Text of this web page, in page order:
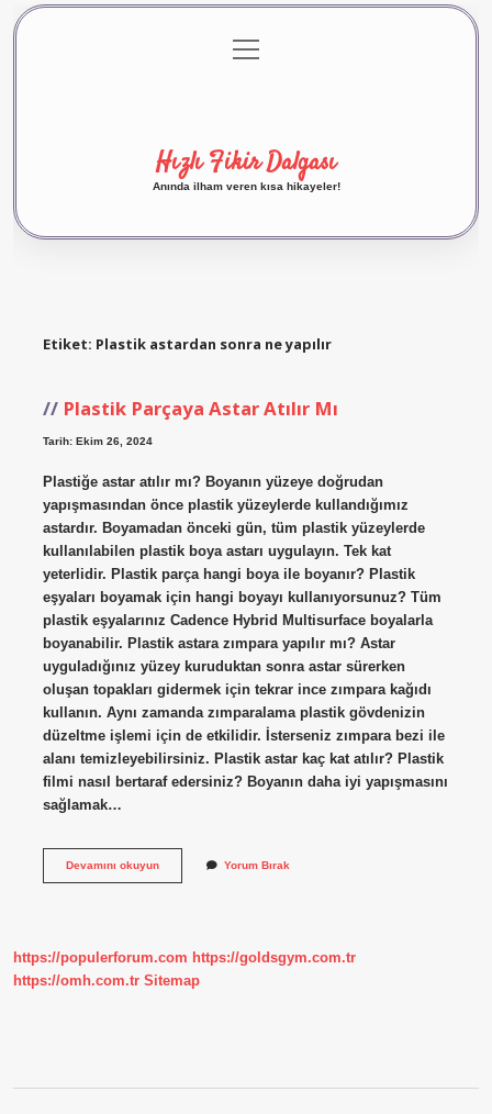
Gizlilik Politikası
menüyü
aç
Hızlı Fikir Dalgası
Anında ilham veren kısa hikayeler!
Etiket: Plastik astardan sonra ne yapılır
Plastik Parçaya Astar Atılır Mı
Tarih: Ekim 26, 2024
Plastiğe astar atılır mı? Boyanın yüzeye doğrudan
yapışmasından önce plastik yüzeylerde kullandığımız
astardır. Boyamadan önceki gün, tüm plastik yüzeylerde
kullanılabilen plastik boya astarı uygulayın. Tek kat
yeterlidir. Plastik parça hangi boya ile boyanır? Plastik
eşyaları boyamak için hangi boyayı kullanıyorsunuz? Tüm
plastik eşyalarınız Cadence Hybrid Multisurface boyalarla
boyanabilir. Plastik astara zımpara yapılır mı? Astar
uyguladığınız yüzey kuruduktan sonra astar sürerken
oluşan topakları gidermek için tekrar ince zımpara kağıdı
kullanın. Aynı zamanda zımparalama plastik gövdenizin
düzeltme işlemi için de etkilidir. İsterseniz zımpara bezi ile
alanı temizleyebilirsiniz. Plastik astar kaç kat atılır? Plastik
filmi nasıl bertaraf edersiniz? Boyanın daha iyi yapışmasını
sağlamak…
Devamını okuyunPlastik
Yorum Bırak
https://populerforum.com https://goldsgym.com.tr
https://omh.com.tr Sitemap